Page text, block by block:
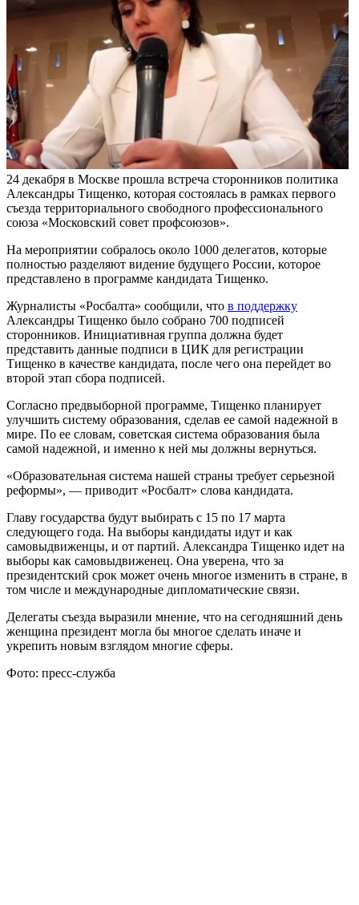
24 декабря в Москве прошла встреча сторонников политика
Александры Тищенко, которая состоялась в рамках первого
съезда территориального свободного профессионального
союза «Московский совет профсоюзов».
На мероприятии собралось около 1000 делегатов, которые
полностью разделяют видение будущего России, которое
представлено в программе кандидата Тищенко.
Журналисты «Росбалта» сообщили, что в поддержку
Александры Тищенко было собрано 700 подписей
сторонников. Инициативная группа должна будет
представить данные подписи в ЦИК для регистрации
Тищенко в качестве кандидата, после чего она перейдет во
второй этап сбора подписей.
Согласно предвыборной программе, Тищенко планирует
улучшить систему образования, сделав ее самой надежной в
мире. По ее словам, советская система образования была
самой надежной, и именно к ней мы должны вернуться.
«Образовательная система нашей страны требует серьезной
реформы», — приводит «Росбалт» слова кандидата.
Главу государства будут выбирать с 15 по 17 марта
следующего года. На выборы кандидаты идут и как
самовыдвиженцы, и от партий. Александра Тищенко идет на
выборы как самовыдвиженец. Она уверена, что за
президентский срок может очень многое изменить в стране, в
том числе и международные дипломатические связи.
Делегаты съезда выразили мнение, что на сегодняшний день
женщина президент могла бы многое сделать иначе и
укрепить новым взглядом многие сферы.
Фото: пресс-служба